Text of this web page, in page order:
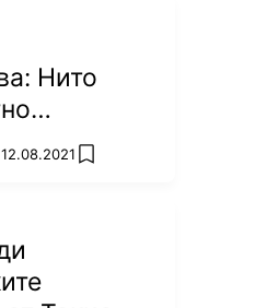
Нито
не може
add favorites